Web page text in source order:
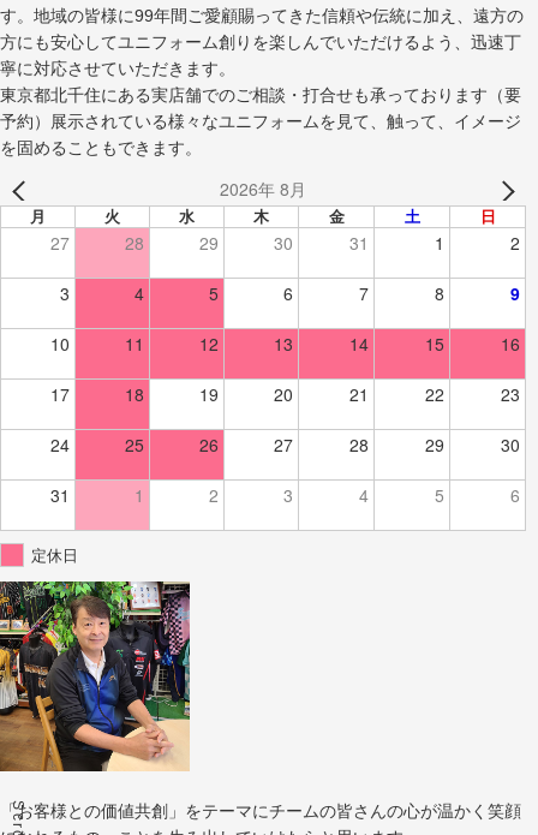
す。地域の皆様に99年間ご愛顧賜ってきた信頼や伝統に加え、遠方の
方にも安心してユニフォーム創りを楽しんでいただけるよう、迅速丁
寧に対応させていただきます。
東京都北千住にある実店舗でのご相談・打合せも承っております（要
予約）展示されている様々なユニフォームを見て、触って、イメージ
を固めることもできます。
2026年 8月
月 火 水 木 金 土 日
27 28 29 30 31 1 2
3 4 5 6 7 8 9
10 11 12 13 14 15 16
17 18 19 20 21 22 23
24 25 26 27 28 29 30
31 1 2 3 4 5 6
定休日
「お客様との価値共創」をテーマにチームの皆さんの心が温かく笑顔